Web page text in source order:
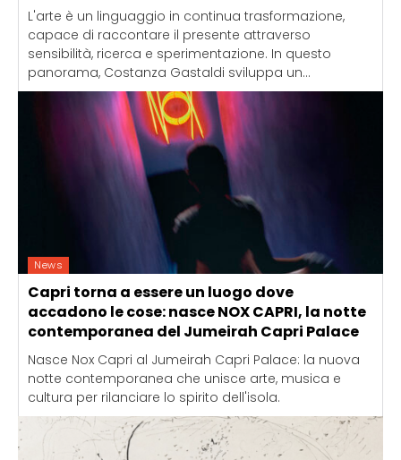
L'arte è un linguaggio in continua trasformazione,
capace di raccontare il presente attraverso
sensibilità, ricerca e sperimentazione. In questo
panorama, Costanza Gastaldi sviluppa un...
News
Capri torna a essere un luogo dove
accadono le cose: nasce NOX CAPRI, la notte
contemporanea del Jumeirah Capri Palace
Nasce Nox Capri al Jumeirah Capri Palace: la nuova
notte contemporanea che unisce arte, musica e
cultura per rilanciare lo spirito dell'isola.